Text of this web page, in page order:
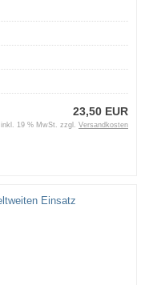
23,50 EUR
inkl. 19 % MwSt. zzgl. Versandkosten